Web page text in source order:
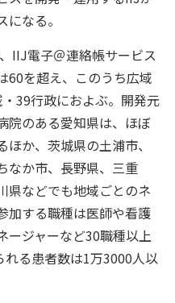
なる。
IIJ電子＠連絡帳サービス
60を超え、このうち広域
39行政におよぶ。開発元
院のある愛知県は、ほぼ
か、茨城県の土浦市、
なか市、長野県、三重
県などでも地域ごとのネ
加する職種は医師や看護
ージャーなど30職種以上
る患者数は1万3000人以